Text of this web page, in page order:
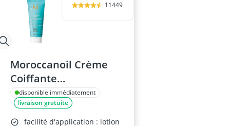
11449
Moroccanoil Crème
Coiffante
Disciplinante 75 ml
disponible immédiatement
livraison gratuite
facilité d'application : lotion